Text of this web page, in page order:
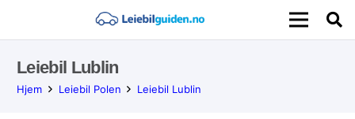
Leiebil Lublin
Hjem Leiebil Polen Leiebil Lublin